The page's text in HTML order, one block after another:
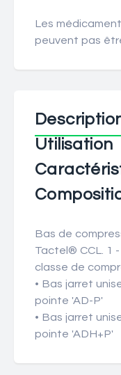
Les
peuvent pas
Utilisation
Bas de
Tactel® CCL. 1 -
classe de
• Bas jarret
pointe 'AD-P'
• Bas jarret
pointe 'ADH+P'